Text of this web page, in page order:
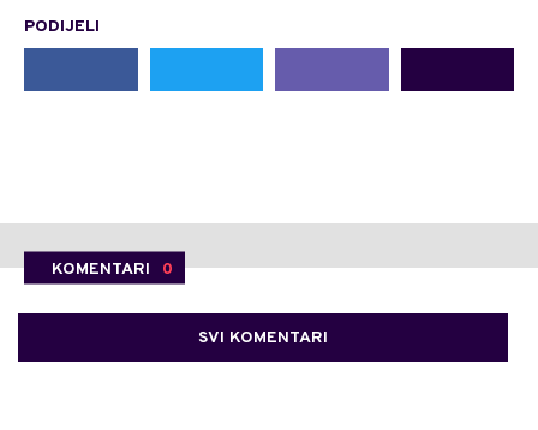
PODIJELI
KOMENTARI 0
SVI KOMENTARI